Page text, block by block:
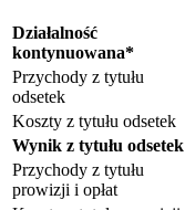
Działalność
kontynuowana*
Przychody z tytułu
odsetek
Koszty z tytułu odsetek
Wynik z tytułu odsetek
Przychody z tytułu
prowizji i opłat